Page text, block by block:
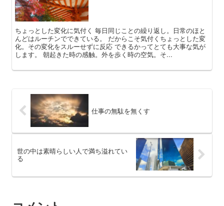
ちょっとした変化に気付く 毎日同じことの繰り返し。日常のほと
んどはルーチンでできている。 だからこそ気付くちょっとした変
化。その変化をスルーせずに反応 できるかってとても大事な気が
します。 朝起きた時の感触。外を歩く時の空気。そ...
仕事の無駄を無くす
世の中は素晴らしい人で満ち溢れてい
る